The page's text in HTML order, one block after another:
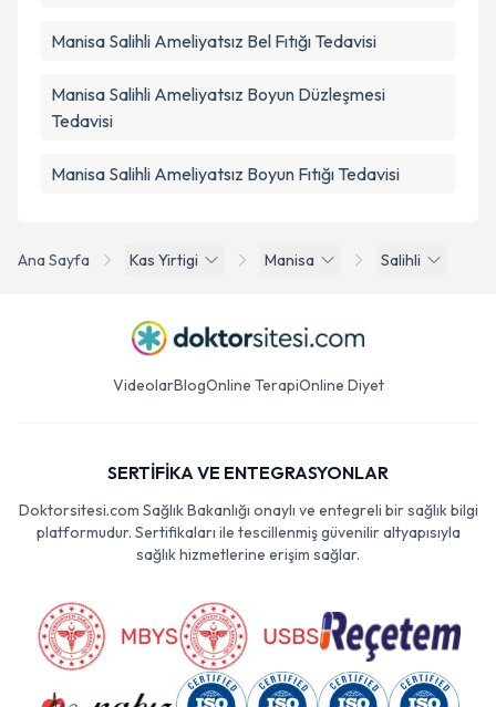
Ana Sayfa Kas Yirtigi Manisa Salihli
Manisa Salihli Ameliyatsız Bel Fıtığı Tedavisi
Manisa Salihli Ameliyatsız Boyun Düzleşmesi
Tedavisi
Manisa Salihli Ameliyatsız Boyun Fıtığı Tedavisi
VideolarBlogOnline TerapiOnline Diyet
SERTİFİKA VE ENTEGRASYONLAR
Doktorsitesi.com Sağlık Bakanlığı onaylı ve entegreli bir sağlık bilgi
platformudur. Sertifikaları ile tescillenmiş güvenilir altyapısıyla
sağlık hizmetlerine erişim sağlar.